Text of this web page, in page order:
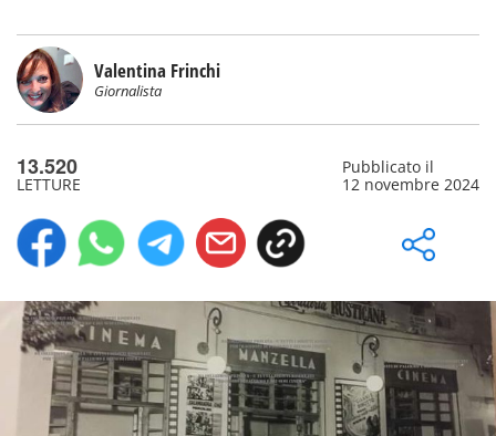
Valentina Frinchi
Giornalista
13.520
LETTURE
Pubblicato il
12 novembre 2024